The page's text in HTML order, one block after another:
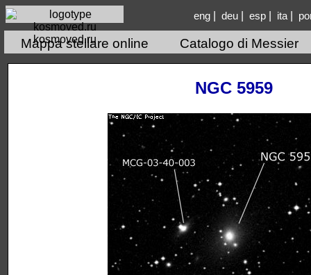
kosmoved.ru
eng| deu| esp| ita|
Mappa stellare online Catalogo di Messier
NGC 5959